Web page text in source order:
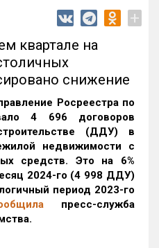
+
квартале на
снижение
Росреестра по
4 696 договоров
(ДДУ) в
недвижимости с
средств. Это на 6%
2024-го (4 998 ДДУ)
период 2023-го
пресс-служба